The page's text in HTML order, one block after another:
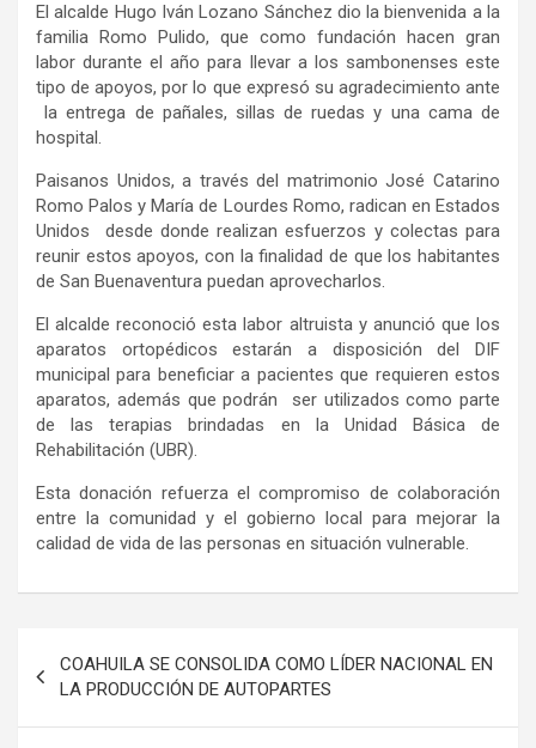
El alcalde Hugo Iván Lozano Sánchez dio la bienvenida a la
familia Romo Pulido, que como fundación hacen gran
labor durante el año para llevar a los sambonenses este
tipo de apoyos, por lo que expresó su agradecimiento ante
la entrega de pañales, sillas de ruedas y una cama de
hospital.
Paisanos Unidos, a través del matrimonio José Catarino
Romo Palos y María de Lourdes Romo, radican en Estados
Unidos desde donde realizan esfuerzos y colectas para
reunir estos apoyos, con la finalidad de que los habitantes
de San Buenaventura puedan aprovecharlos.
El alcalde reconoció esta labor altruista y anunció que los
aparatos ortopédicos estarán a disposición del DIF
municipal para beneficiar a pacientes que requieren estos
aparatos, además que podrán ser utilizados como parte
de las terapias brindadas en la Unidad Básica de
Rehabilitación (UBR).
Esta donación refuerza el compromiso de colaboración
entre la comunidad y el gobierno local para mejorar la
calidad de vida de las personas en situación vulnerable.
de
entradas
COAHUILA SE CONSOLIDA COMO LÍDER NACIONAL EN
LA PRODUCCIÓN DE AUTOPARTES